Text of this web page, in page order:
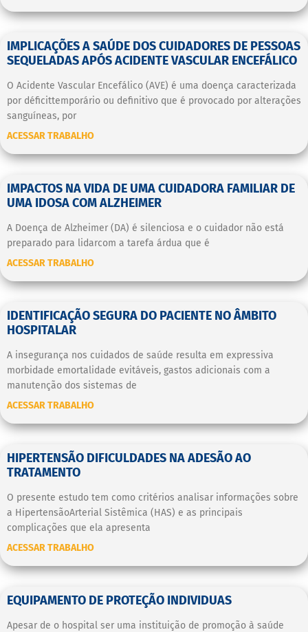
IMPLICAÇÕES A SAÚDE DOS CUIDADORES DE PESSOAS
SEQUELADAS APÓS ACIDENTE VASCULAR ENCEFÁLICO
O Acidente Vascular Encefálico (AVE) é uma doença caracterizada
por déficittemporário ou definitivo que é provocado por alterações
sanguíneas, por
ACESSAR TRABALHO
IMPACTOS NA VIDA DE UMA CUIDADORA FAMILIAR DE
UMA IDOSA COM ALZHEIMER
A Doença de Alzheimer (DA) é silenciosa e o cuidador não está
preparado para lidarcom a tarefa árdua que é
ACESSAR TRABALHO
IDENTIFICAÇÃO SEGURA DO PACIENTE NO ÂMBITO
HOSPITALAR
A insegurança nos cuidados de saúde resulta em expressiva
morbidade emortalidade evitáveis, gastos adicionais com a
manutenção dos sistemas de
ACESSAR TRABALHO
HIPERTENSÃO DIFICULDADES NA ADESÃO AO
TRATAMENTO
O presente estudo tem como critérios analisar informações sobre
a HipertensãoArterial Sistêmica (HAS) e as principais
complicações que ela apresenta
ACESSAR TRABALHO
EQUIPAMENTO DE PROTEÇÃO INDIVIDUAS
Apesar de o hospital ser uma instituição de promoção à saúde